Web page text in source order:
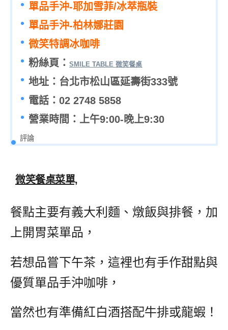
單品手沖-耶加雪菲/冰萃瓶裝
單品手沖-柏林娜莊園
微笑特調冰咖啡
粉絲頁：SMILE TABLE 微笑餐桌
地址：台北市松山區延壽街333號
電話：02 2748 5858
營業時間：上午9:00-晚上9:30
評論
微笑餐桌菜單,
餐點主要有義大利麵、燉飯與排餐，加
上開胃菜單品，
若想品嘗下午茶，這裡也有手作甜點與
優質單品手沖咖啡，
當然也有準備紅白酒搭配牛排或龍蝦！